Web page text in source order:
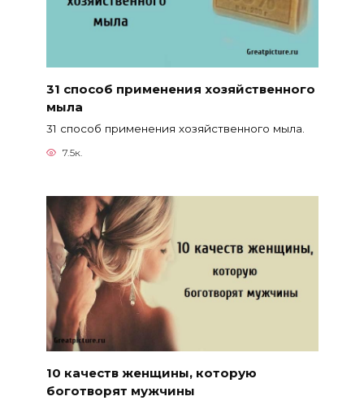
31 способ применения хозяйственного
мыла
31 способ применения хозяйственного мыла.
7.5к.
10 качеств женщины, которую
боготворят мужчины